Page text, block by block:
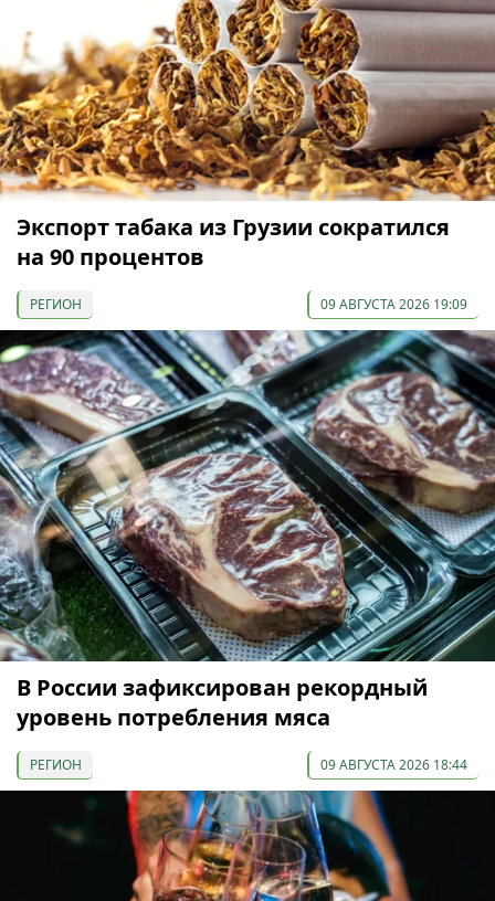
Экспорт табака из Грузии сократился
на 90 процентов
РЕГИОН 09 АВГУСТА 2026 19:09
В России зафиксирован рекордный
уровень потребления мяса
РЕГИОН 09 АВГУСТА 2026 18:44